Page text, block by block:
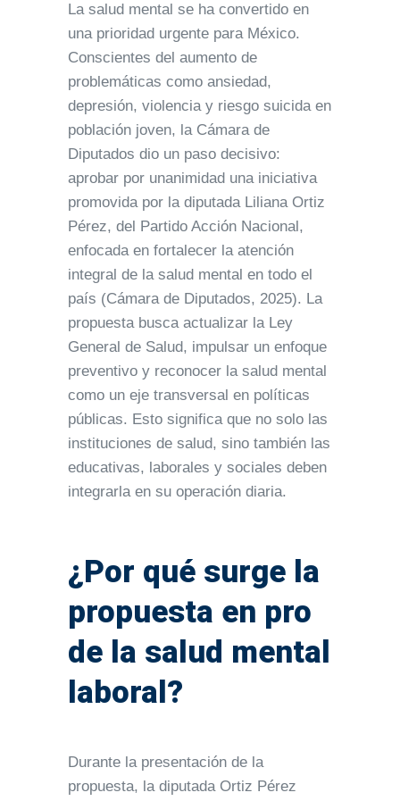
La salud mental se ha convertido en
una prioridad urgente para México.
Conscientes del aumento de
problemáticas como ansiedad,
depresión, violencia y riesgo suicida en
población joven, la Cámara de
Diputados dio un paso decisivo:
aprobar por unanimidad una iniciativa
promovida por la diputada Liliana Ortiz
Pérez, del Partido Acción Nacional,
enfocada en fortalecer la atención
integral de la salud mental en todo el
país (Cámara de Diputados, 2025). La
propuesta busca actualizar la Ley
General de Salud, impulsar un enfoque
preventivo y reconocer la salud mental
como un eje transversal en políticas
públicas. Esto significa que no solo las
instituciones de salud, sino también las
educativas, laborales y sociales deben
integrarla en su operación diaria.
¿Por qué surge la
propuesta en pro
de la salud mental
laboral?
Durante la presentación de la
propuesta, la diputada Ortiz Pérez